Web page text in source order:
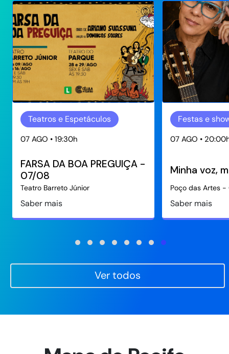
Teatros e Espetáculos
07 AGO • 19:30h
FARSA DA BOA PREGUIÇA -
07/08
Teatro Barreto Júnior
Saber mais
Festas e
07 AGO •
Minha voz,
Poço das Artes -
Saber mais
Ver todos